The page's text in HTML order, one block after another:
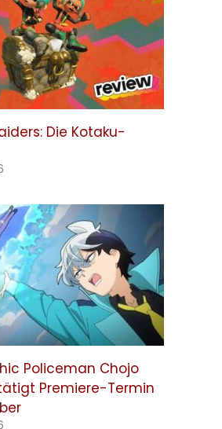
Die Kotaku-
Policeman Chojo
Premiere-Termin